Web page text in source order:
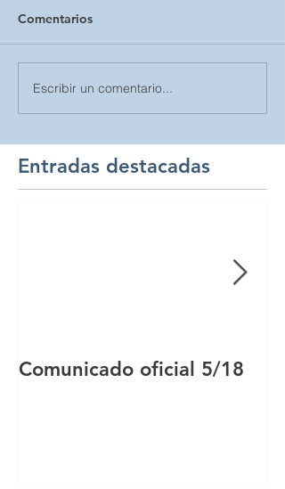
Comentarios
Escribir un comentario...
Entradas destacadas
Comunicado oficial 5/18